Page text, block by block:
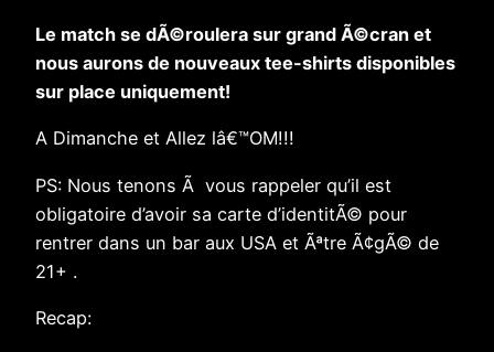
Le match se dÃ©roulera sur grand Ã©cran et
nous aurons de nouveaux tee-shirts disponibles
sur place uniquement!
A Dimanche et Allez lâ€™OM!!!
PS: Nous tenons Ã vous rappeler qu’il est
obligatoire d’avoir sa carte d’identitÃ© pour
rentrer dans un bar aux USA et Ãªtre Ã¢gÃ© de
21+ .
Recap: